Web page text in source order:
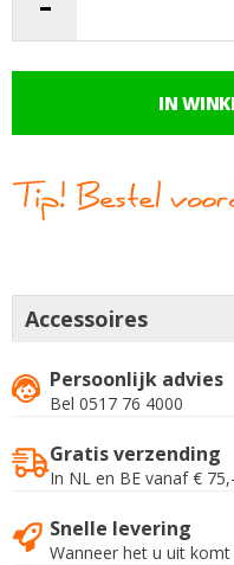
Accessoires
IN
Persoonlijk advies
Bel 0517 76 4000
Gratis verzending
In NL en BE vanaf €
Snelle levering
Wanneer het u uit komt